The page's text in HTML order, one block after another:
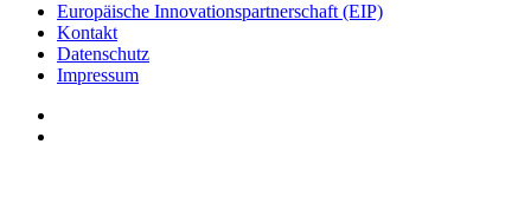
Europäische Innovationspartnerschaft (EIP)
Kontakt
Datenschutz
Impressum